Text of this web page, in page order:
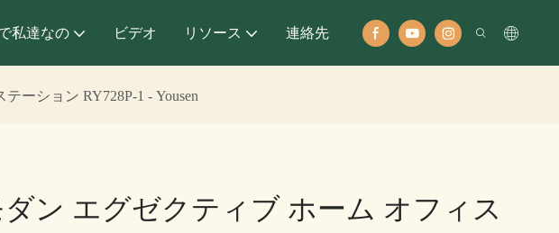
私達なの ビデオ リソース 連絡先
ーション RY728P-1 - Yousen
ン エグゼクティブ ホーム オフィス